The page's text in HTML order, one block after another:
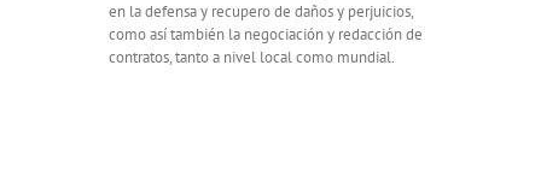
en la defensa y recupero de daños y perjuicios,
como así también la negociación y redacción de
contratos, tanto a nivel local como mundial.